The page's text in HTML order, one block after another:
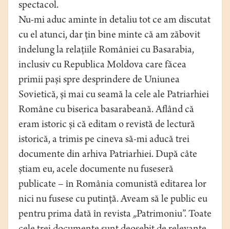
spectacol.
Nu-mi aduc aminte în detaliu tot ce am discutat
cu el atunci, dar țin bine minte că am zăbovit
îndelung la relațiile României cu Basarabia,
inclusiv cu Republica Moldova care făcea
primii pași spre desprindere de Uniunea
Sovietică, și mai cu seamă la cele ale Patriarhiei
Române cu biserica basarabeană. Aflând că
eram istoric și că editam o revistă de lectură
istorică, a trimis pe cineva să-mi aducă trei
documente din arhiva Patriarhiei. După câte
știam eu, acele documente nu fuseseră
publicate – în România comunistă editarea lor
nici nu fusese cu putință. Aveam să le public eu
pentru prima dată în revista„Patrimoniu”. Toate